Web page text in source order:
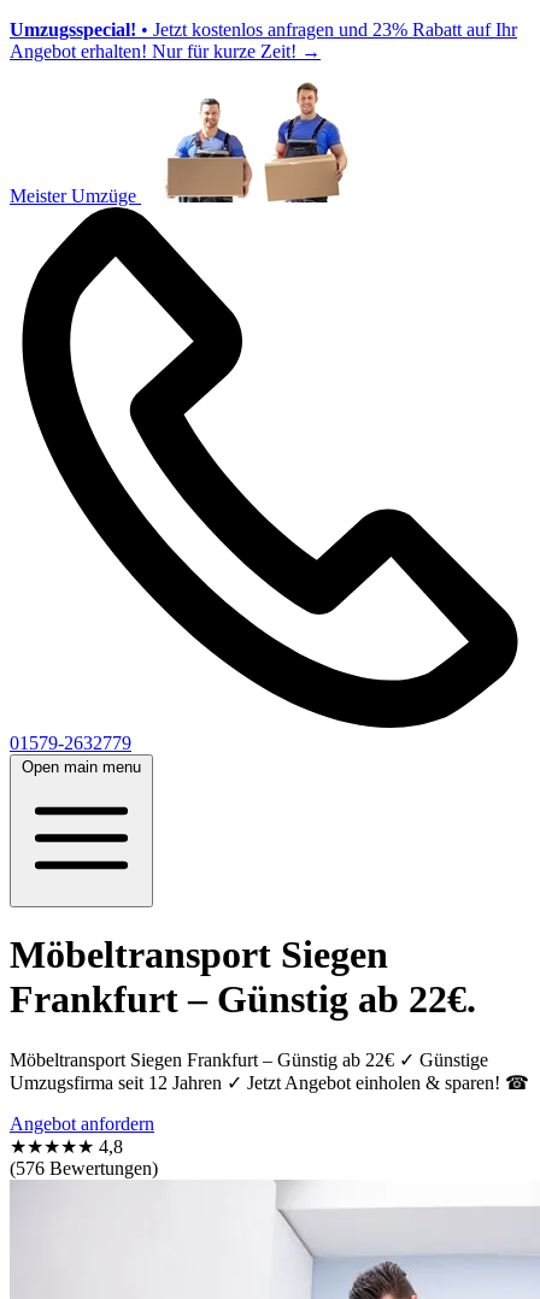
Umzugsspecial! • Jetzt kostenlos anfragen und 23% Rabatt auf Ihr
Angebot erhalten! Nur für kurze Zeit! →
Meister Umzüge
01579-2632779
Open main menu
Möbeltransport Siegen
Frankfurt – Günstig ab 22€.
Möbeltransport Siegen Frankfurt – Günstig ab 22€ ✓ Günstige
Umzugsfirma seit 12 Jahren ✓ Jetzt Angebot einholen & sparen! ☎
Angebot anfordern
★★★★★ 4,8
(576 Bewertungen)